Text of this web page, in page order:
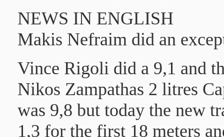
NEWS IN ENGLISH
Makis Nefraimdid an
Vince Rigolidid a 9,1 and
Nikos Zampathas 2 litres
was 9,8 but today the new
1,3 for the first 18 meters